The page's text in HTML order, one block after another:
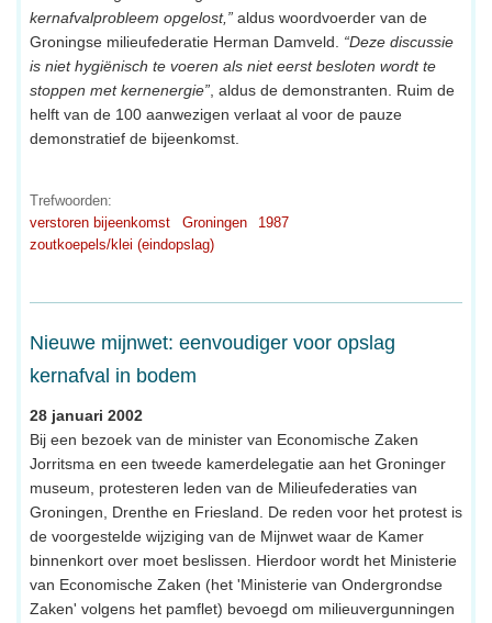
kernafvalprobleem opgelost,” aldus woordvoerder van de
Groningse milieufederatie Herman Damveld. “Deze discussie
is niet hygiënisch te voeren als niet eerst besloten wordt te
stoppen met kernenergie”, aldus de demonstranten. Ruim de
helft van de 100 aanwezigen verlaat al voor de pauze
demonstratief de bijeenkomst.
Trefwoorden:
verstoren bijeenkomst
Groningen
1987
zoutkoepels/klei (eindopslag)
Nieuwe mijnwet: eenvoudiger voor opslag
kernafval in bodem
28 januari 2002
Bij een bezoek van de minister van Economische Zaken
Jorritsma en een tweede kamerdelegatie aan het Groninger
museum, protesteren leden van de Milieufederaties van
Groningen, Drenthe en Friesland. De reden voor het protest is
de voorgestelde wijziging van de Mijnwet waar de Kamer
binnenkort over moet beslissen. Hierdoor wordt het Ministerie
van Economische Zaken (het 'Ministerie van Ondergrondse
Zaken' volgens het pamflet) bevoegd om milieuvergunningen